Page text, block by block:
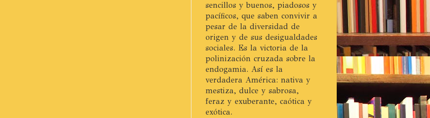
sencillos y buenos, piadosos y
pacíficos, que saben convivir a
pesar de la diversidad de
origen y de sus desigualdades
sociales. Es la victoria de la
polinización cruzada sobre la
endogamia. Así es la
verdadera América: nativa y
mestiza, dulce y sabrosa,
feraz y exuberante, caótica y
exótica.